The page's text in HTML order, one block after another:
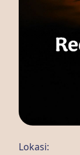
Lokasi: